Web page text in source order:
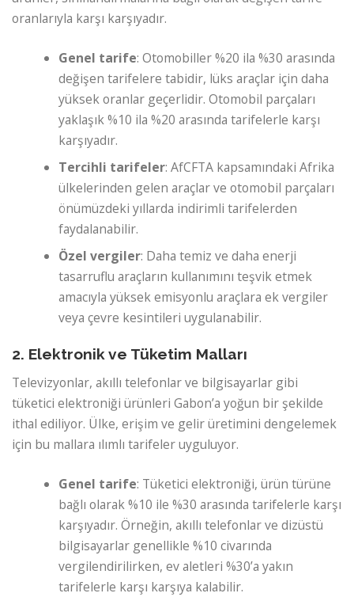
oranlarıyla karşı karşıyadır.
Genel tarife: Otomobiller %20 ila %30 arasında
değişen tarifelere tabidir, lüks araçlar için daha
yüksek oranlar geçerlidir. Otomobil parçaları
yaklaşık %10 ila %20 arasında tarifelerle karşı
karşıyadır.
Tercihli tarifeler: AfCFTA kapsamındaki Afrika
ülkelerinden gelen araçlar ve otomobil parçaları
önümüzdeki yıllarda indirimli tarifelerden
faydalanabilir.
Özel vergiler: Daha temiz ve daha enerji
tasarruflu araçların kullanımını teşvik etmek
amacıyla yüksek emisyonlu araçlara ek vergiler
veya çevre kesintileri uygulanabilir.
2. Elektronik ve Tüketim Malları
Televizyonlar, akıllı telefonlar ve bilgisayarlar gibi
tüketici elektroniği ürünleri Gabon’a yoğun bir şekilde
ithal ediliyor. Ülke, erişim ve gelir üretimini dengelemek
için bu mallara ılımlı tarifeler uyguluyor.
Genel tarife: Tüketici elektroniği, ürün türüne
bağlı olarak %10 ile %30 arasında tarifelerle karşı
karşıyadır. Örneğin, akıllı telefonlar ve dizüstü
bilgisayarlar genellikle %10 civarında
vergilendirilirken, ev aletleri %30’a yakın
tarifelerle karşı karşıya kalabilir.